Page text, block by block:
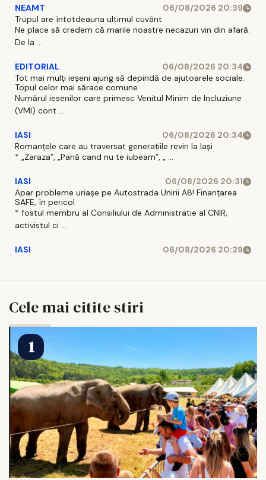
NEAMT
06/08/2026 20:39
Trupul are întotdeauna ultimul cuvânt
Ne place să credem că marile noastre necazuri vin din afară.
De la ...
EDITORIAL
06/08/2026 20:34
Tot mai mulți ieșeni ajung să depindă de ajutoarele sociale.
Topul celor mai sărace comune
Numărul iesenilor care primesc Venitul Minim de Incluziune
(VMI) cont ...
IASI
06/08/2026 20:34
Romanțele care au traversat generațiile revin la Iași
* „Zaraza”, „Pană cand nu te iubeam”, „ ...
IASI
06/08/2026 20:31
Apar probleme uriașe pe Autostrada Unirii A8! Finanțarea
SAFE, în pericol
* fostul membru al Consiliului de Administratie al CNIR,
activistul ci ...
IASI 06/08/2026 20:29
Cele mai citite stiri